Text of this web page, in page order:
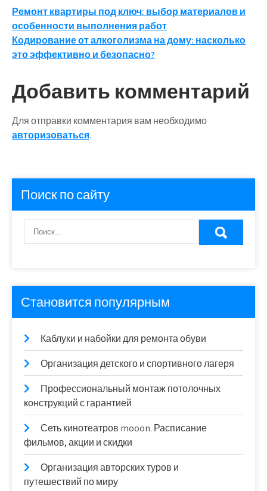
Навигация
по
записям
Ремонт квартиры под ключ: выбор материалов и
особенности выполнения работ
Кодирование от алкоголизма на дому: насколько
это эффективно и безопасно?
Добавить комментарий
Для отправки комментария вам необходимо
авторизоваться.
Поиск по сайту
Становится популярным
Каблуки и набойки для ремонта обуви
Организация детского и спортивного лагеря
Профессиональный монтаж потолочных
конструкций с гарантией
Сеть кинотеатров mooon. Расписание
фильмов, акции и скидки
Организация авторских туров и
путешествий по миру